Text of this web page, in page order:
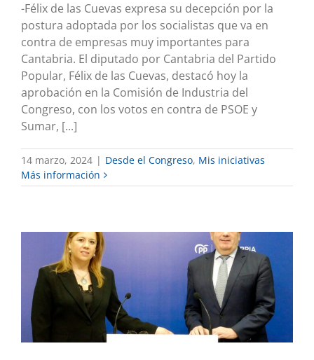
-Félix de las Cuevas expresa su decepción por la
postura adoptada por los socialistas que va en
contra de empresas muy importantes para
Cantabria. El diputado por Cantabria del Partido
Popular, Félix de las Cuevas, destacó hoy la
aprobación en la Comisión de Industria del
Congreso, con los votos en contra de PSOE y
Sumar, [...]
14 marzo, 2024 | Desde el Congreso, Mis iniciativas
Más información
El PP denuncia que el Gobierno de
Sánchez ha renunciado a ejercer sus
competencias en materia de seguridad
ciudadana
Mis iniciativas